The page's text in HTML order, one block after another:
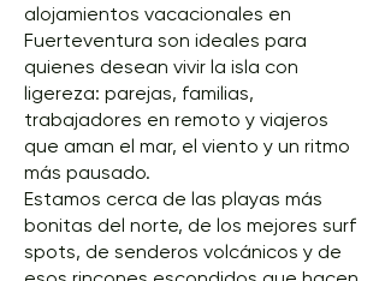
alojamientos vacacionales en
Fuerteventura son ideales para
quienes desean vivir la isla con
ligereza: parejas, familias,
trabajadores en remoto y viajeros
que aman el mar, el viento y un ritmo
más pausado.
Estamos cerca de las playas más
bonitas del norte, de los mejores surf
spots, de senderos volcánicos y de